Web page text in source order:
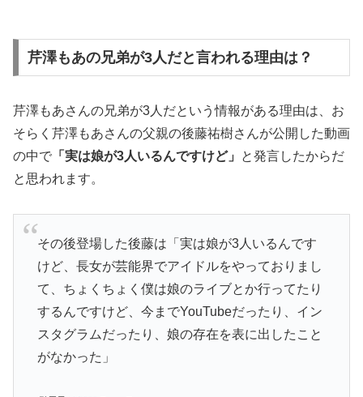
芹澤もあの兄弟が3人だと言われる理由は？
芹澤もあさんの兄弟が3人だという情報がある理由は、お
そらく芹澤もあさんの父親の後藤祐樹さんが公開した動画
の中で 「実は娘が3人いるんですけど」
と発言したからだ
と思われます。
その後登場した後藤は「実は娘が3人いるんです
けど、長女が芸能界でアイドルをやっておりまし
て、ちょくちょく僕は娘のライブとか行ってたり
するんですけど、今までYouTubeだったり、イン
スタグラムだったり、娘の存在を表に出したこと
がなかった」